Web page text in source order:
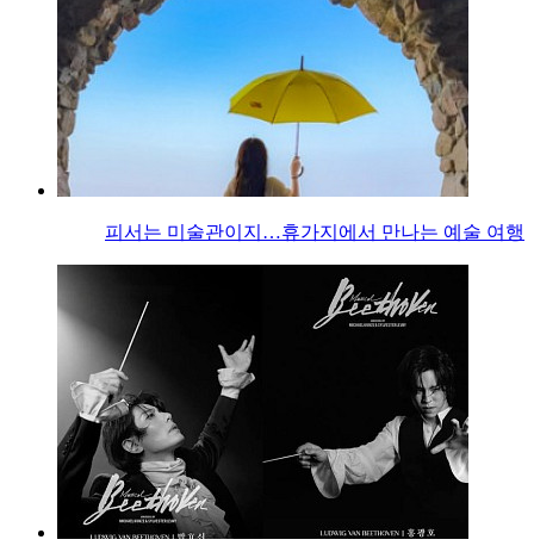
피서는 미술관이지…휴가지에서 만나는 예술 여행